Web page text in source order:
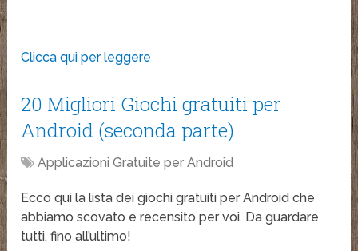
Clicca qui per leggere
20 Migliori Giochi gratuiti per
Android (seconda parte)
Applicazioni Gratuite per Android
Ecco qui la lista dei giochi gratuiti per Android che
abbiamo scovato e recensito per voi. Da guardare
tutti, fino all’ultimo!